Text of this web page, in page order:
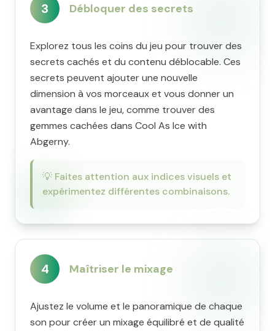
3 Débloquer des secrets
Explorez tous les coins du jeu pour trouver des
secrets cachés et du contenu déblocable. Ces
secrets peuvent ajouter une nouvelle
dimension à vos morceaux et vous donner un
avantage dans le jeu, comme trouver des
gemmes cachées dans Cool As Ice with
Abgerny.
💡 Faites attention aux indices visuels et
expérimentez différentes combinaisons.
4 Maîtriser le mixage
Ajustez le volume et le panoramique de chaque
son pour créer un mixage équilibré et de qualité